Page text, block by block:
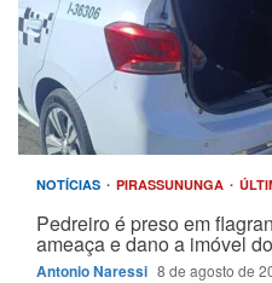
NOTÍCIAS PIRASSUNUNGA
Pedreiro é preso em
ameaça e dano a imóvel
Antonio Naressi 8 de agosto de